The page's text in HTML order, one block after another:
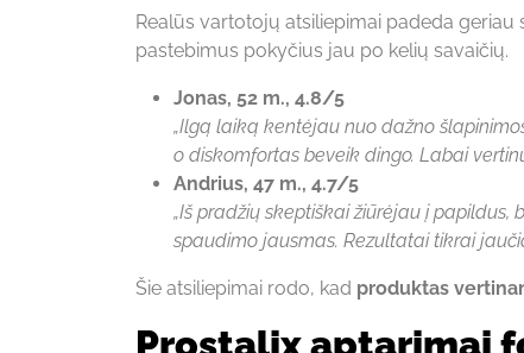
Realūs vartotojų atsiliepimai padeda
pastebimus pokyčius jau po kelių savaičių.
Jonas, 52 m., 4.8/5
„Ilgą laiką kentėjau nuo dažno
o diskomfortas beveik dingo. Labai
Andrius, 47 m., 4.7/5
„Iš pradžių skeptiškai žiūrėjau į
spaudimo jausmas. Rezultatai tikrai
Šie atsiliepimai rodo, kad produktas